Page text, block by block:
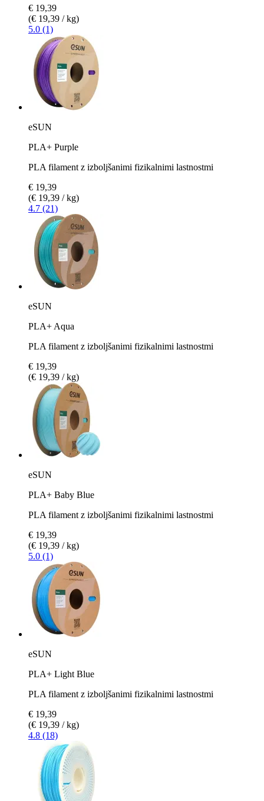
€ 19,39
(€ 19,39 / kg)
5.0 (1)
eSUN
PLA+ Purple
PLA filament z izboljšanimi fizikalnimi lastnostmi
€ 19,39
(€ 19,39 / kg)
4.7 (21)
eSUN
PLA+ Aqua
PLA filament z izboljšanimi fizikalnimi lastnostmi
€ 19,39
(€ 19,39 / kg)
eSUN
PLA+ Baby Blue
PLA filament z izboljšanimi fizikalnimi lastnostmi
€ 19,39
(€ 19,39 / kg)
5.0 (1)
eSUN
PLA+ Light Blue
PLA filament z izboljšanimi fizikalnimi lastnostmi
€ 19,39
(€ 19,39 / kg)
4.8 (18)